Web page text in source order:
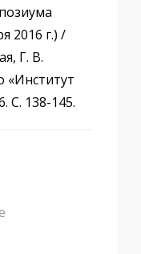
2016 г.) /
Г. В.
«Институт
С. 138-145.